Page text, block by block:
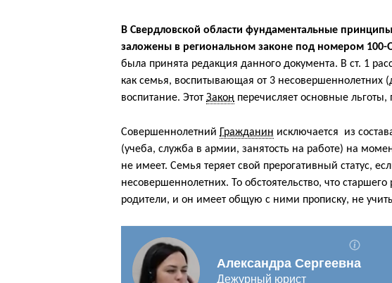
В Свердловской области фундаментальные
заложены в региональном законе под номером 100-
была принята редакция данного документа. В ст. 1
как семья, воспитывающая от 3 несовершеннолетних
воспитание. Этот Закон перечисляет основные
Совершеннолетний Гражданин исключается из
(учеба, служба в армии, занятость на работе) на
не имеет. Семья теряет свой прерогативный статус,
несовершеннолетних. То обстоятельство, что
родители, и он имеет общую с ними прописку, не